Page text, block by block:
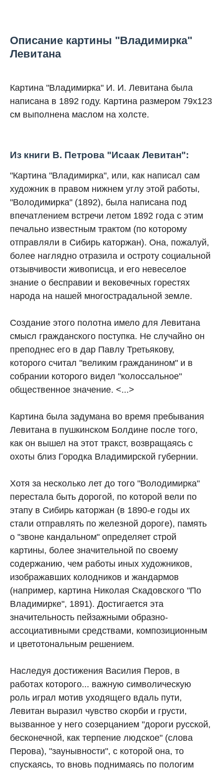
Описание картины "Владимирка"
Левитана
Картина "Владимирка" И. И. Левитана была
написана в 1892 году. Картина размером 79х123
см выполнена маслом на холсте.
Из книги В. Петрова "Исаак Левитан":
"Картина "Владимирка", или, как написал сам
художник в правом нижнем углу этой работы,
"Володимирка" (1892), была написана под
впечатлением встречи летом 1892 года с этим
печально известным трактом (по которому
отправляли в Сибирь каторжан). Она, пожалуй,
более наглядно отразила и остроту социальной
отзывчивости живописца, и его невеселое
знание о бесправии и вековечных горестях
народа на нашей многострадальной земле.
Создание этого полотна имело для Левитана
смысл гражданского поступка. Не случайно он
преподнес его в дар Павлу Третьякову,
которого считал "великим гражданином" и в
собрании которого видел "колоссальное"
общественное значение. <...>
Картина была задумана во время пребывания
Левитана в пушкинском Болдине после того,
как он вышел на этот тракст, возвращаясь с
охоты близ Городка Владимирской губернии.
Хотя за несколько лет до того "Володимирка"
перестала быть дорогой, по которой вели по
этапу в Сибирь каторжан (в 1890-е годы их
стали отправлять по железной дороге), память
о "звоне кандальном" определяет строй
картины, более значительной по своему
содержанию, чем работы иных художников,
изображавших колодников и жандармов
(например, картина Николая Скадовского "По
Владимирке", 1891). Достигается эта
значительность пейзажными образно-
ассоциативными средствами, композиционным
и цветотональным решением.
Наследуя достижения Василия Перов, в
работах которого... важную символическую
роль играл мотив уходящего вдаль пути,
Левитан выразил чувство скорби и грусти,
вызванное у него созерцанием "дороги русской,
бесконечной, как терпение людское" (слова
Перова), "заунывности", с которой она, то
спускаясь, то вновь поднимаясь по пологим